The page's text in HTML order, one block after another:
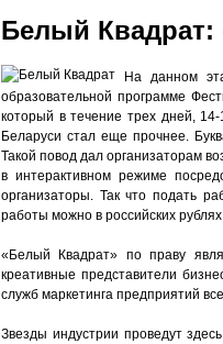
Белый Квадрат:
На данном
образовательной программе
который в течение трех дней,
Беларуси стал еще прочнее.
Такой повод дал организаторам
в интерактивном режиме
организаторы. Так что подать
работы можно в российских
«Белый Квадрат» по праву
креативные представители
служб маркетинга предприятий
Звезды индустрии проведут